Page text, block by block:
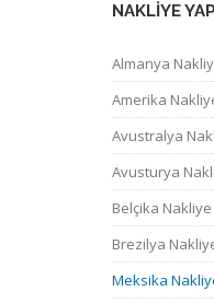
NAKLIYE
Almanya
Amerika
Avustralya
Avusturya
Belçika
Brezilya
Meksika